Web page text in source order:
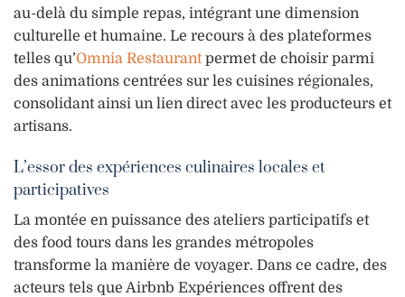
au-delà du simple repas, intégrant une dimension
culturelle et humaine. Le recours à des plateformes
telles qu’Omnia Restaurantpermet de choisir parmi
des animations centrées sur les cuisines régionales,
consolidant ainsi un lien direct avec les producteurs et
artisans.
L’essor des expériences culinaires locales et
participatives
La montée en puissance des ateliers participatifs et
des food tours dans les grandes métropoles
transforme la manière de voyager. Dans ce cadre, des
acteurs tels que Airbnb Expériences offrent des